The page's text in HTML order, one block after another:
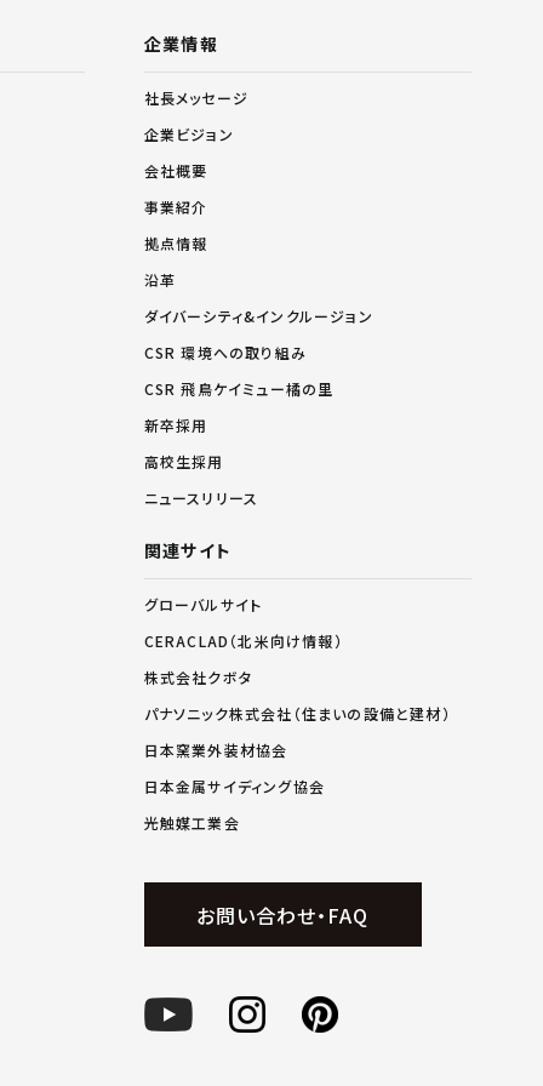
企業情報
社長メッセージ
企業ビジョン
会社概要
事業紹介
拠点情報
沿革
ダイバーシティ&インクルージョン
CSR 環境への取り組み
CSR 飛鳥ケイミュー橘の里
新卒採用
高校生採用
ニュースリリース
関連サイト
グローバルサイト
CERACLAD（北米向け情報）
株式会社クボタ
パナソニック株式会社（住まいの設備と建材）
日本窯業外装材協会
日本金属サイディング協会
光触媒工業会
お問い合わせ・FAQ